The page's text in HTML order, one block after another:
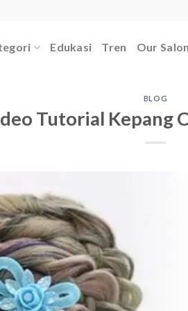
Edukasi Tren Our Salon
BLOG
Tutorial Kepang